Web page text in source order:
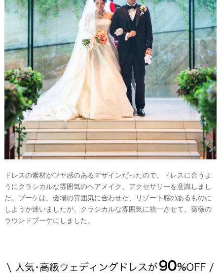
ドレスの素材がツヤ感のあるデザインだったので、ドレスに合うよ
うにクラシカルな雰囲気のヘアメイク、アクセサリーを意識しまし
た。ブーケは、会場の雰囲気に合わせた、リゾート感のあるものに
しようか迷いましたが、クラシカルな雰囲気に統一させて、薔薇の
ラウンドブーケにしました。